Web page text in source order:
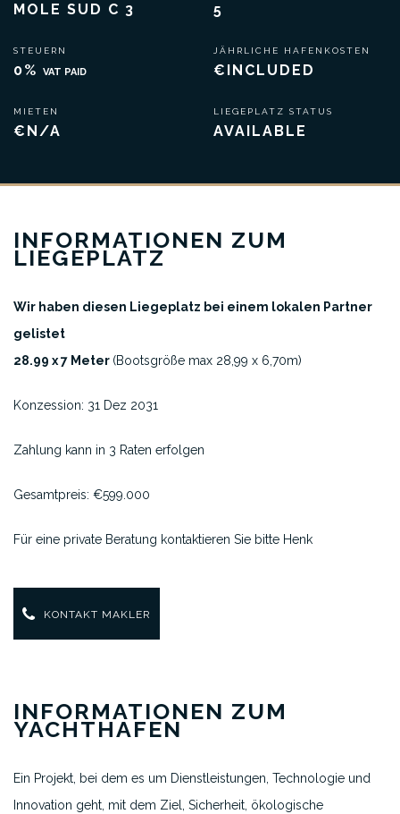
MOLE SUD C 3
STEUERN
0% VAT PAID
MIETEN
€N/A
5
JÄHRLICHE HAFENKOSTEN
€INCLUDED
LIEGEPLATZ STATUS
AVAILABLE
INFORMATIONEN ZUM
LIEGEPLATZ
Wir haben diesen Liegeplatz bei einem lokalen Partner
gelistet
28.99 x 7 Meter (Bootsgröße max 28,99 x 6,70m)
Konzession: 31 Dez 2031
Zahlung kann in 3 Raten erfolgen
Gesamtpreis: €599.000
Für eine private Beratung kontaktieren Sie bitte Henk
KONTAKT MAKLER
INFORMATIONEN ZUM
YACHTHAFEN
Ein Projekt, bei dem es um Dienstleistungen, Technologie und
Innovation geht, mit dem Ziel, Sicherheit, ökologische